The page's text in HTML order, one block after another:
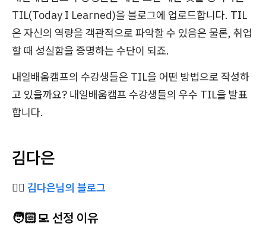
TIL(Today I Learned)을 블로그에 업로드합니다. TIL
은 자신의 역량을 객관적으로 파악할 수 있음은 물론, 취업
할 때 성실함을 증명하는 수단이 되죠.
내일배움캠프의 수강생들은 TIL을 어떤 방법으로 작성하
고 있을까요? 내일배움캠프 수강생들의 우수 TIL을 발표
합니다.
김다은
✍🏻 김다은님의 블로그
🧑🏻‍💻 선정 이유